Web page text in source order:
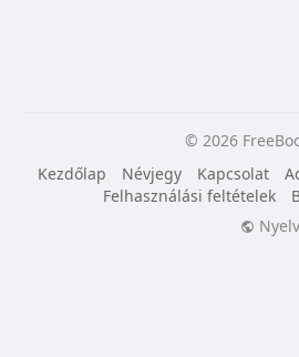
© 2026
Kezdőlap
Névjegy Kapcsolat
Felhasználási feltételek
Nyelv